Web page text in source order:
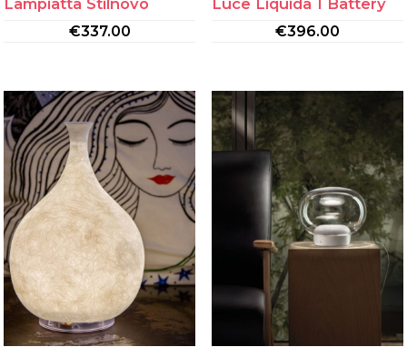
€337.00 €396.00